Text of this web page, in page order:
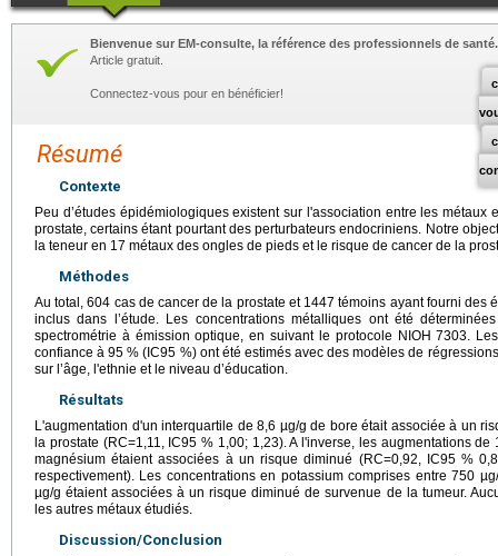
Bienvenue sur EM-consulte, la référence des professionnels de santé.
Article gratuit.
Connectez-vous pour en bénéficier!
Résumé
Contexte
Peu d’études épidémiologiques existent sur l'association entre les
prostate, certains étant pourtant des perturbateurs endocriniens. Notre
la teneur en 17 métaux des ongles de pieds et le risque de cancer de la
Méthodes
Au total, 604 cas de cancer de la prostate et 1447 témoins ayant fourni des
inclus dans l’étude. Les concentrations métalliques ont été
spectrométrie à émission optique, en suivant le protocole NIOH 7303.
confiance à 95 % (IC95 %) ont été estimés avec des modèles de
sur l’âge, l'ethnie et le niveau d’éducation.
Résultats
L'augmentation d'un interquartile de 8,6 µg/g de bore était associée à un
la prostate (RC=1,11, IC95 % 1,00; 1,23). A l'inverse, les augmentations
magnésium étaient associées à un risque diminué (RC=0,92, IC95 %
respectivement). Les concentrations en potassium comprises entre 750
µg/g étaient associées à un risque diminué de survenue de la tumeur.
les autres métaux étudiés.
Discussion/Conclusion